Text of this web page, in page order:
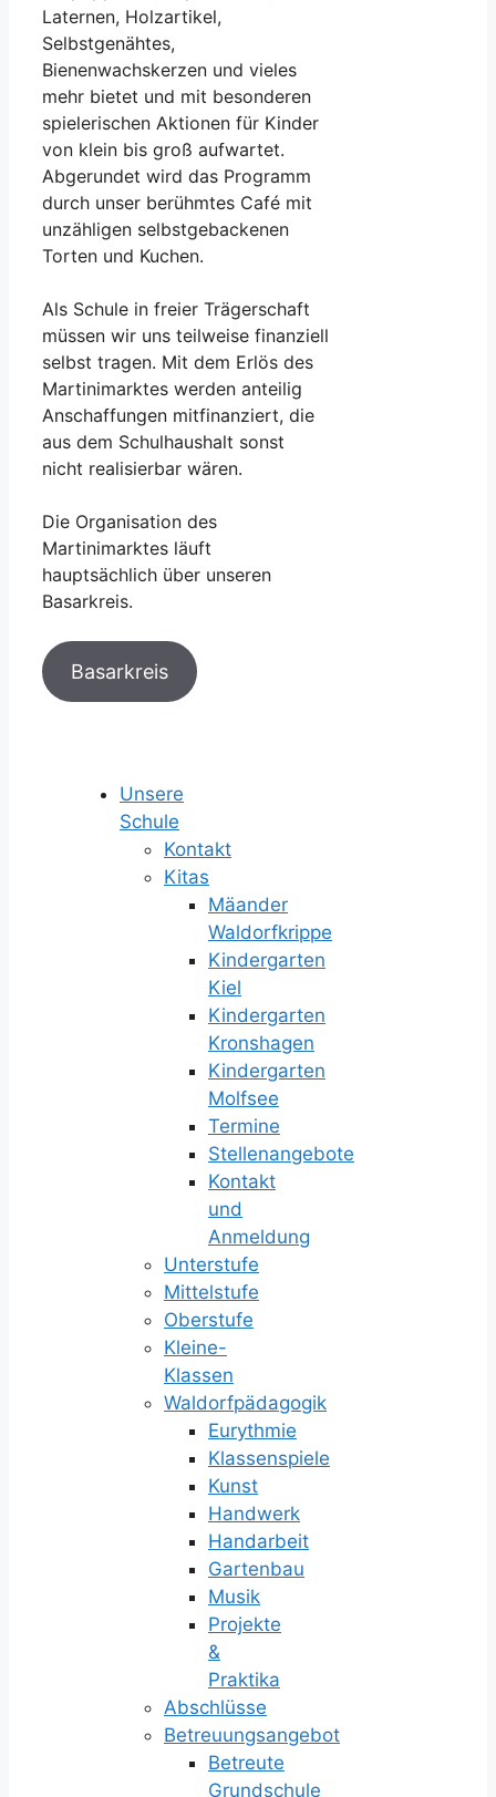
Laternen, Holzartikel,
Selbstgenähtes,
Bienenwachskerzen und vieles
mehr bietet und mit besonderen
spielerischen Aktionen für Kinder
von klein bis groß aufwartet.
Abgerundet wird das Programm
durch unser berühmtes Café mit
unzähligen selbstgebackenen
Torten und Kuchen.
Als Schule in freier Trägerschaft
müssen wir uns teilweise finanziell
selbst tragen. Mit dem Erlös des
Martinimarktes werden anteilig
Anschaffungen mitfinanziert, die
aus dem Schulhaushalt sonst
nicht realisierbar wären.
Die Organisation des
Martinimarktes läuft
hauptsächlich über unseren
Basarkreis.
Basarkreis
Unsere
Schule
Kontakt
Kitas
Mäander
Waldorfkrippe
Kindergarten
Kiel
Kindergarten
Kronshagen
Kindergarten
Molfsee
Termine
Stellenangebote
Kontakt
und
Anmeldung
Unterstufe
Mittelstufe
Oberstufe
Kleine-
Klassen
Waldorfpädagogik
Eurythmie
Klassenspiele
Kunst
Handwerk
Handarbeit
Gartenbau
Musik
Projekte
&
Praktika
Abschlüsse
Betreuungsangebot
Betreute
Grundschule